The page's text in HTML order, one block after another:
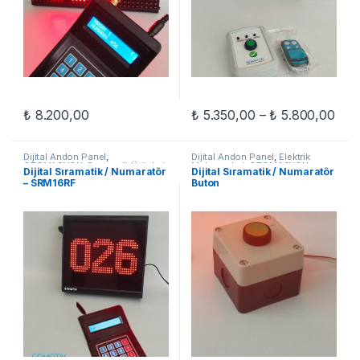
₺ 8.200,00 ₺ 5.350,00 –₺ 5.800,00
Bu ürünün birden fazla
Dijital Andon Panel,
OTOMASYON Sıramatik Ürünleri
Dijital Sıramatik / Numaratör
– SRM16RF
Dijital Andon Panel, Elektrik
Malzemeleri OTOMASYON
Sıramatik Ürünleri
Dijital Sıramatik / Numaratör
Buton